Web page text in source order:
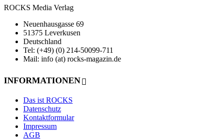
ROCKS Media Verlag
Neuenhausgasse 69
51375 Leverkusen
Deutschland
Tel: (+49) (0) 214-50099-711
Mail: info (at) rocks-magazin.de
INFORMATIONEN
Das ist ROCKS
Datenschutz
Kontaktformular
Impressum
AGB